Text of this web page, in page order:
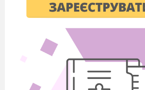
аргументiв до формулювання тези
до формулювання аргументiв
Г) зiставленням предметiв i
властивостей з одного на iнший